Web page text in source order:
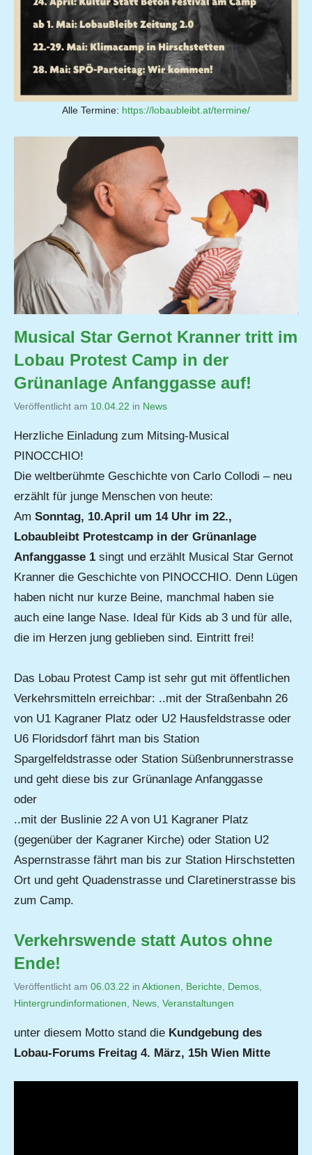
Alle Termine: https://lobaubleibt.at/termine/
Musical Star Gernot Kranner tritt im
Lobau Protest Camp in der
Grünanlage Anfanggasse auf!
Veröffentlicht am 10.04.22 von
Matysek
in News
Herzliche Einladung zum Mitsing-Musical
PINOCCHIO!
Die weltberühmte Geschichte von Carlo Collodi – neu
erzählt für junge Menschen von heute:
Am Sonntag, 10.April um 14 Uhr im 22.,
Lobaubleibt Protestcamp in der Grünanlage
Anfanggasse 1 singt und erzählt Musical Star Gernot
Kranner die Geschichte von PINOCCHIO. Denn Lügen
haben nicht nur kurze Beine, manchmal haben sie
auch eine lange Nase. Ideal für Kids ab 3 und für alle,
die im Herzen jung geblieben sind. Eintritt frei!
Das Lobau Protest Camp ist sehr gut mit öffentlichen
Verkehrsmitteln erreichbar: ..mit der Straßenbahn 26
von U1 Kagraner Platz oder U2 Hausfeldstrasse oder
U6 Floridsdorf fährt man bis Station
Spargelfeldstrasse oder Station Süßenbrunnerstrasse
und geht diese bis zur Grünanlage Anfanggasse
oder
..mit der Buslinie 22 A von U1 Kagraner Platz
(gegenüber der Kagraner Kirche) oder Station U2
Aspernstrasse fährt man bis zur Station Hirschstetten
Ort und geht Quadenstrasse und Claretinerstrasse bis
zum Camp.
Verkehrswende statt Autos ohne
Ende!
Veröffentlicht am 06.03.22 von
Jutta
in Aktionen, Berichte, Demos,
Hintergrundinformationen, News, Veranstaltungen
unter diesem Motto stand die Kundgebung des
Lobau-Forums Freitag 4. März, 15h Wien Mitte